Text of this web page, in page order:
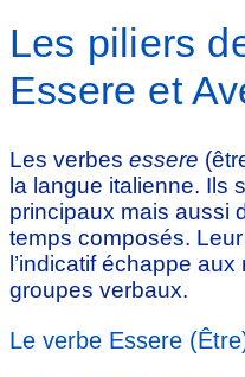
Les piliers
Essere et
Les verbes essere
la langue italienne. Ils
principaux mais aussi
temps composés.
l’indicatif échappe
groupes verbaux.
Le verbe Essere